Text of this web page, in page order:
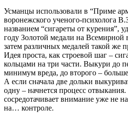
Усманцы использовали в “Приме
воронежского ученого-психолога
названием “сигареты от курения”,
году Золотой медали на Всемирной
затем различных медалей такой же
Идея проста, как строевой шаг –
кольцами на три части. Выкури до
минимум вреда, до второго –
А если сначала две дольки
одну – начнется процесс
сосредотачивает внимание уже не
на… контроле.